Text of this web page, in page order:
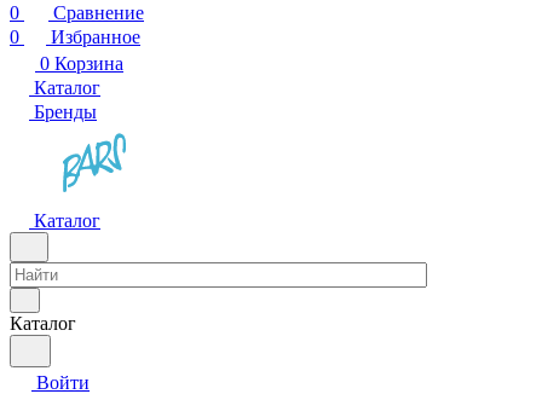
0
Сравнение
0
Избранное
0 Корзина
Каталог
Бренды
Каталог
Каталог
Войти